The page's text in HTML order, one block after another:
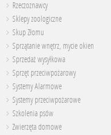
Rzeczoznawcy
Sklepy zoologiczne
Skup Złomu
Sprzątanie wnętrz, mycie okien
Sprzedaż wysyłkowa
Sprzęt przeciwpożarowy
Systemy Alarmowe
Systemy przeciwpożarowe
Szkolenia psów
Zwierzęta domowe